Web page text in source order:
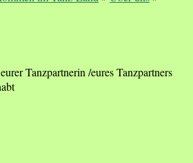
Tanzpartnerin /eures Tanzpartners